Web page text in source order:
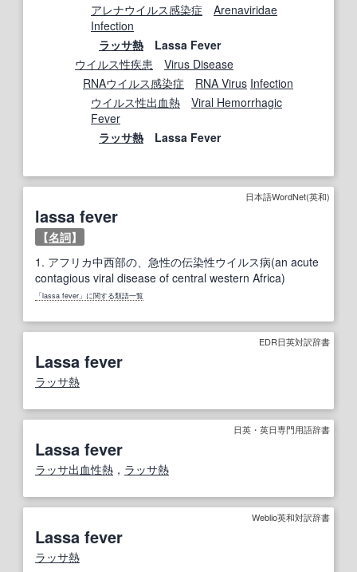
アレナウイルス感染症
Arenaviridae
Infection
ラッサ熱 Lassa Fever
ウイルス性疾患
Virus Disease
RNAウイルス感染症 RNA Virus Infection
ウイルス性出血熱
Viral Hemorrhagic
Fever
ラッサ熱 Lassa Fever
日本語WordNet(英和)
lassa fever
【名詞】
1. アフリカ中西部の、急性の伝染性ウイルス病(an acute
contagious viral disease of central western Africa)
「lassa fever」に関する類語一覧
EDR日英対訳辞書
Lassa fever
ラッサ熱
日英・英日専門用語辞書
Lassa fever
ラッサ出血性熱 ， ラッサ熱
Weblio英和対訳辞書
Lassa fever
ラッサ熱